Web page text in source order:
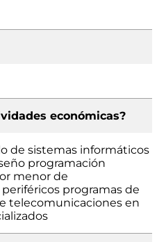
económicas?
de sistemas informáticos
programación
menor de
programas de
telecomunicaciones en